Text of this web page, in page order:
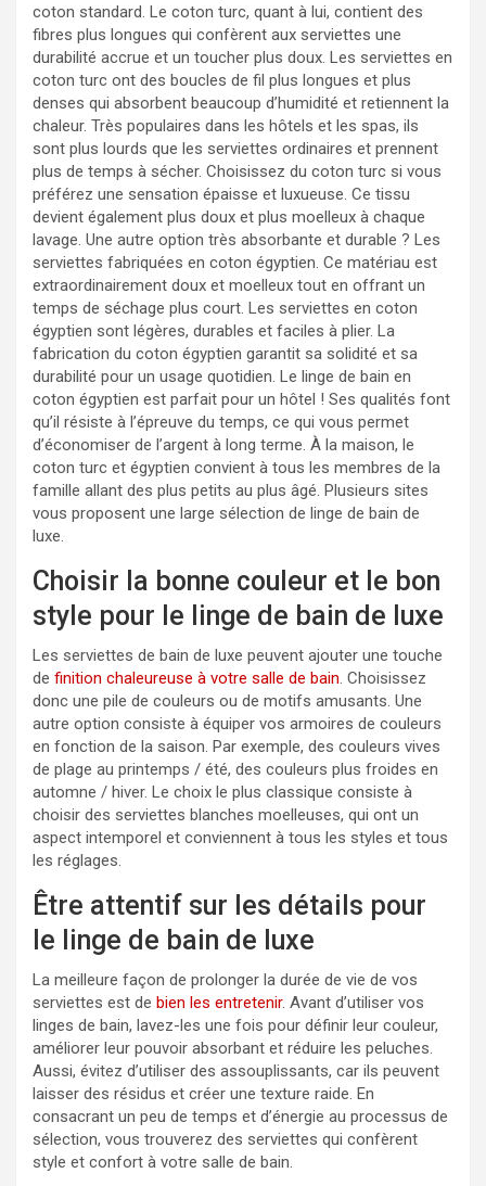
coton standard. Le coton turc, quant à lui, contient des
fibres plus longues qui confèrent aux serviettes une
durabilité accrue et un toucher plus doux. Les serviettes en
coton turc ont des boucles de fil plus longues et plus
denses qui absorbent beaucoup d’humidité et retiennent la
chaleur. Très populaires dans les hôtels et les spas, ils
sont plus lourds que les serviettes ordinaires et prennent
plus de temps à sécher. Choisissez du coton turc si vous
préférez une sensation épaisse et luxueuse. Ce tissu
devient également plus doux et plus moelleux à chaque
lavage. Une autre option très absorbante et durable ? Les
serviettes fabriquées en coton égyptien. Ce matériau est
extraordinairement doux et moelleux tout en offrant un
temps de séchage plus court. Les serviettes en coton
égyptien sont légères, durables et faciles à plier. La
fabrication du coton égyptien garantit sa solidité et sa
durabilité pour un usage quotidien. Le linge de bain en
coton égyptien est parfait pour un hôtel ! Ses qualités font
qu’il résiste à l’épreuve du temps, ce qui vous permet
d’économiser de l’argent à long terme. À la maison, le
coton turc et égyptien convient à tous les membres de la
famille allant des plus petits au plus âgé. Plusieurs sites
vous proposent une large sélection de linge de bain de
luxe.
Choisir la bonne couleur et le bon
style pour le linge de bain de luxe
Les serviettes de bain de luxe peuvent ajouter une touche
de finition chaleureuse à votre salle de bain. Choisissez
donc une pile de couleurs ou de motifs amusants. Une
autre option consiste à équiper vos armoires de couleurs
en fonction de la saison. Par exemple, des couleurs vives
de plage au printemps / été, des couleurs plus froides en
automne / hiver. Le choix le plus classique consiste à
choisir des serviettes blanches moelleuses, qui ont un
aspect intemporel et conviennent à tous les styles et tous
les réglages.
Être attentif sur les détails pour
le linge de bain de luxe
La meilleure façon de prolonger la durée de vie de vos
serviettes est de bien les entretenir. Avant d’utiliser vos
linges de bain, lavez-les une fois pour définir leur couleur,
améliorer leur pouvoir absorbant et réduire les peluches.
Aussi, évitez d’utiliser des assouplissants, car ils peuvent
laisser des résidus et créer une texture raide. En
consacrant un peu de temps et d’énergie au processus de
sélection, vous trouverez des serviettes qui confèrent
style et confort à votre salle de bain.